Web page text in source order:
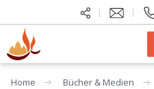
Home Bücher & Medien